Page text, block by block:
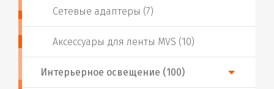
Интерьерное освещение (100)
Сетевые адаптеры (7)
Аксессуары для ленты MVS (10)